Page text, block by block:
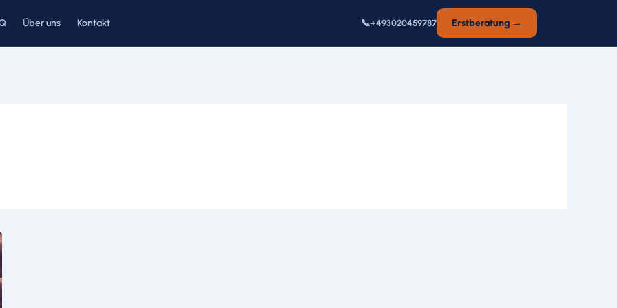
Über uns Kontakt 📞+493020459787 Erstberatung →